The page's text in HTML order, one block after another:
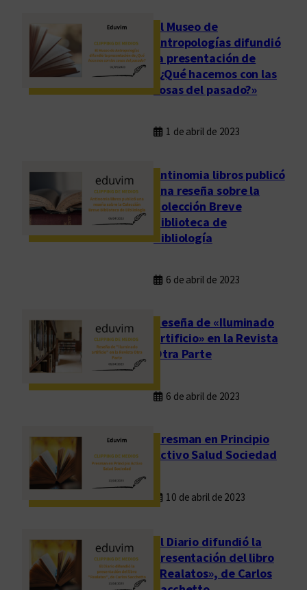
El Museo de
Antropologías difundió
la presentación de
«¿Qué hacemos con las
cosas del pasado?»
1 de abril de 2023
Antinomia libros publicó
una reseña sobre la
Colección Breve
Biblioteca de
Bibliología
6 de abril de 2023
Reseña de «Iluminado
artificio» en la Revista
Otra Parte
6 de abril de 2023
Presman en Principio
Activo Salud Sociedad
10 de abril de 2023
El Diario difundió la
presentación del libro
«Realatos», de Carlos